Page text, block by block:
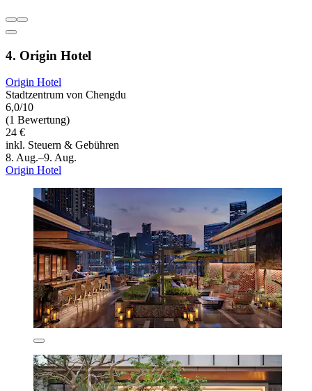
4. Origin Hotel
Origin Hotel
Stadtzentrum von Chengdu
6,0/10
(1 Bewertung)
24 €
inkl. Steuern & Gebühren
8. Aug.–9. Aug.
Origin Hotel